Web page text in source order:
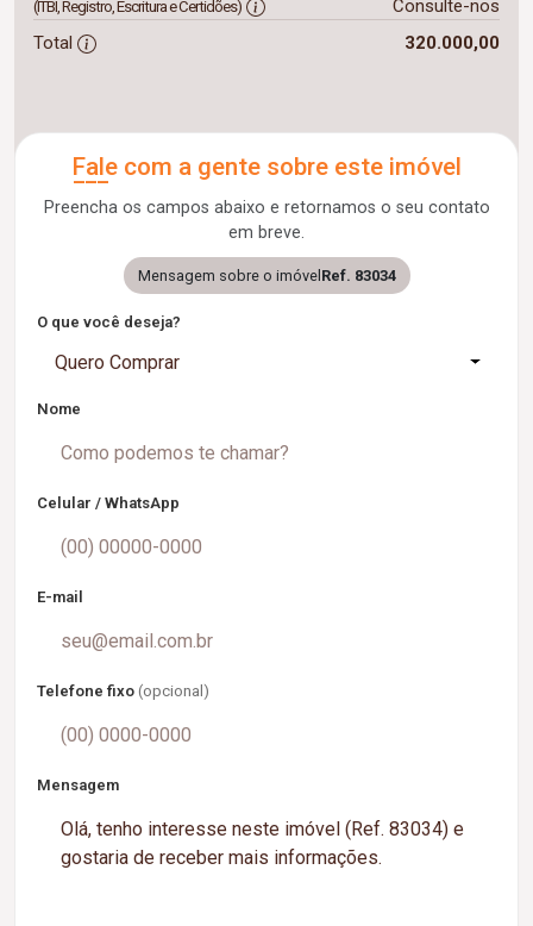
(ITBI, Registro, Escritura e Certidões)
Consulte-nos
Total
320.000,00
Fale com a gente sobre este imóvel
Preencha os campos abaixo e retornamos o seu contato
em breve.
Mensagem sobre o imóvelRef. 83034
O que você deseja?
Quero Comprar
Nome
Celular / WhatsApp
E-mail
Telefone fixo (opcional)
Mensagem